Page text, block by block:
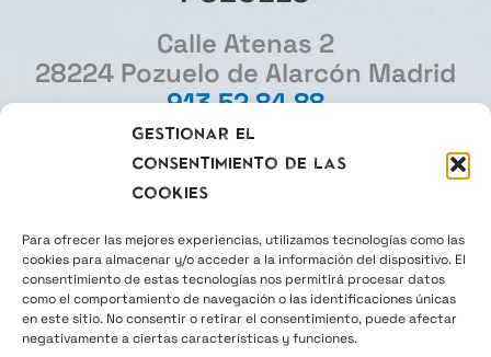
Gestionar el
consentimiento de las
cookies
Para ofrecer las mejores experiencias, utilizamos tecnologías como las
cookies para almacenar y/o acceder a la información del dispositivo. El
consentimiento de estas tecnologías nos permitirá procesar datos
como el comportamiento de navegación o las identificaciones únicas
en este sitio. No consentir o retirar el consentimiento, puede afectar
negativamente a ciertas características y funciones.
Calle Atenas 2
28224 Pozuelo de Alarcón Madrid
913 52 84 88
MADRID
Gourmet Experience
Plaza del Callao 2
28013 Madrid
915 22 26 30